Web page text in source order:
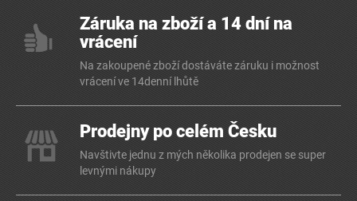
Záruka na zboží a 14 dní na
vrácení
Na zakoupené zboží dostáváte záruku i možnost
vrácení ve 14denní lhůtě
Prodejny po celém Česku
Navštivte jednu z mých několika prodejen se super
levnými nákupy